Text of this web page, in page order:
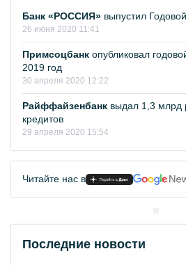
Банк «РОССИЯ» выпустил
26 июня 2020 11:41
Примсоцбанк опубликовал
2019 год
30 апреля 2020 12:22
Райффайзенбанк выдал 1,3 млрд
кредитов
29 апреля 2020 15:54
Читайте нас в
Последние новости